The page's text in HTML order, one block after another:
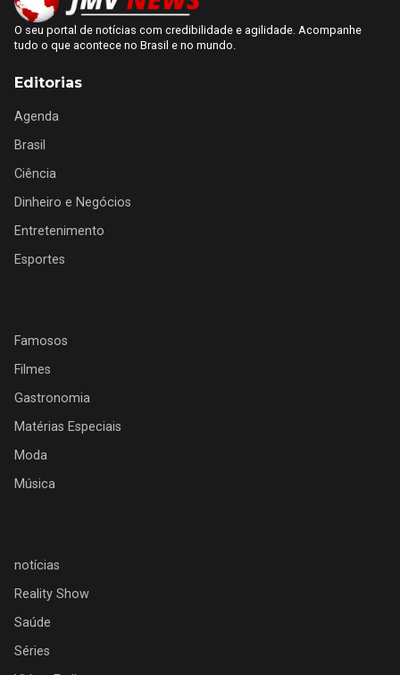
O seu portal de notícias com credibilidade e agilidade. Acompanhe
tudo o que acontece no Brasil e no mundo.
Editorias
Agenda
Brasil
Ciência
Dinheiro e Negócios
Entretenimento
Esportes
Famosos
Filmes
Gastronomia
Matérias Especiais
Moda
Música
notícias
Reality Show
Saúde
Séries